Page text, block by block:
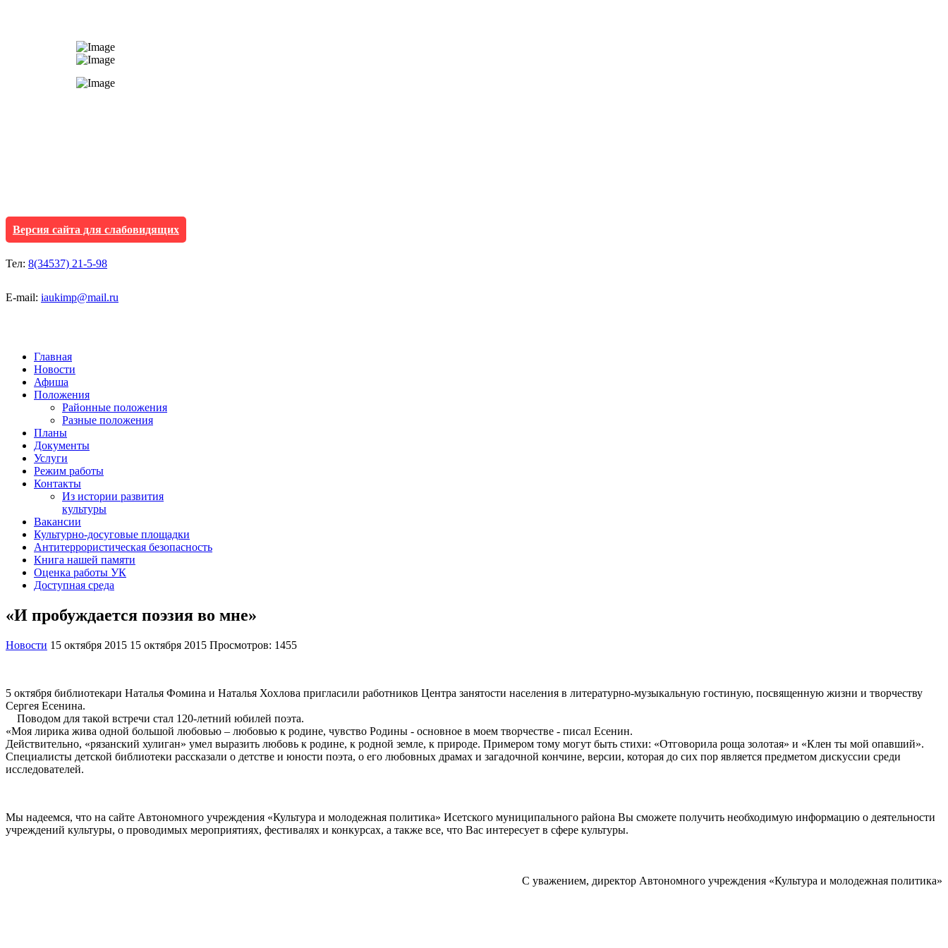
Версия сайта для слабовидящих
Тел: 8(34537) 21-5-98
E-mail: iaukimp@mail.ru
Главная
Новости
Афиша
Положения
Районные положения
Разные положения
Планы
Документы
Услуги
Режим работы
Контакты
Из истории развития
культуры
Вакансии
Культурно-досуговые площадки
Антитеррористическая безопасность
Книга нашей памяти
Оценка работы УК
Доступная среда
«И пробуждается поэзия во мне»
Новости 15 октября 2015 15 октября 2015 Просмотров: 1455
5 октября библиотекари Наталья Фомина и Наталья Хохлова пригласили работников Центра занятости населения в литературно-музыкальную гостиную, посвященную жизни и творчеству
Сергея Есенина.
Поводом для такой встречи стал 120-летний юбилей поэта.
«Моя лирика жива одной большой любовью – любовью к родине, чувство Родины - основное в моем творчестве - писал Есенин.
Действительно, «рязанский хулиган» умел выразить любовь к родине, к родной земле, к природе. Примером тому могут быть стихи: «Отговорила роща золотая» и «Клен ты мой опавший».
Специалисты детской библиотеки рассказали о детстве и юности поэта, о его любовных драмах и загадочной кончине, версии, которая до сих пор является предметом дискуссии среди
исследователей.
Мы надеемся, что на сайте Автономного учреждения «Культура и молодежная политика» Исетского муниципального района Вы сможете получить необходимую информацию о деятельности
учреждений культуры, о проводимых мероприятиях, фестивалях и конкурсах, а также все, что Вас интересует в сфере культуры.
С уважением, директор Автономного учреждения «Культура и молодежная политика»